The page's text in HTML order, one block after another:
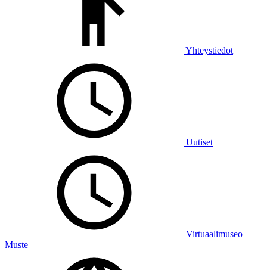
Yhteystiedot
Uutiset
Virtuaalimuseo
Muste